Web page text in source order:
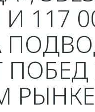
117
РЫНКЕ